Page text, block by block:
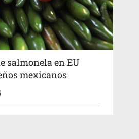
salmonela en EU
mexicanos